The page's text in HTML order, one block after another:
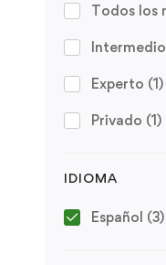
Todos los
Intermedio
Experto (1)
Privado (1)
IDIOMA
Español (3)